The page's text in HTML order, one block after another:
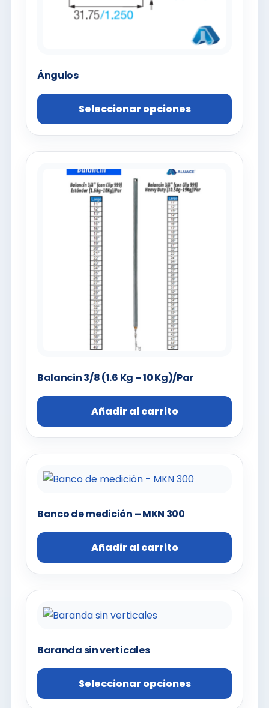
Ángulos
Seleccionar opciones
Balancin 3/8 (1.6 Kg – 10 Kg)/Par
Añadir al carrito
Banco de medición – MKN 300
Añadir al carrito
Baranda sin verticales
Seleccionar opciones